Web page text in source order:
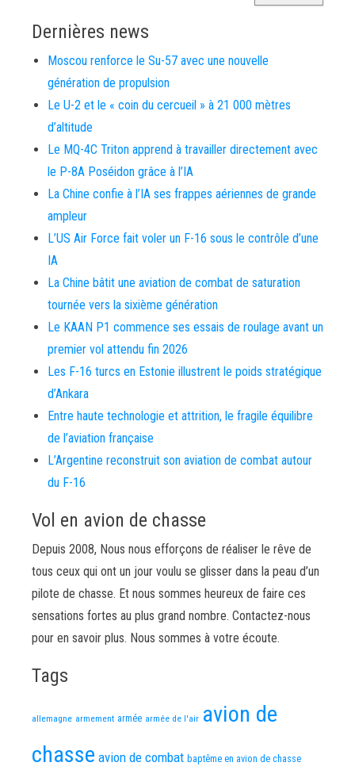
Dernières news
Moscou renforce le Su-57 avec une nouvelle
génération de propulsion
Le U-2 et le « coin du cercueil » à 21 000 mètres
d’altitude
Le MQ-4C Triton apprend à travailler directement avec
le P-8A Poséidon grâce à l’IA
La Chine confie à l’IA ses frappes aériennes de grande
ampleur
L’US Air Force fait voler un F-16 sous le contrôle d’une
IA
La Chine bâtit une aviation de combat de saturation
tournée vers la sixième génération
Le KAAN P1 commence ses essais de roulage avant un
premier vol attendu fin 2026
Les F-16 turcs en Estonie illustrent le poids stratégique
d’Ankara
Entre haute technologie et attrition, le fragile équilibre
de l’aviation française
L’Argentine reconstruit son aviation de combat autour
du F-16
Vol en avion de chasse
Depuis 2008, Nous nous efforçons de réaliser le rêve de
tous ceux qui ont un jour voulu se glisser dans la peau d’un
pilote de chasse. Et nous sommes heureux de faire ces
sensations fortes au plus grand nombre. Contactez-nous
pour en savoir plus. Nous sommes à votre écoute.
Tags
allemagne armement armée armée de l'air avion de
chasse avion de combat baptême en avion de chasse